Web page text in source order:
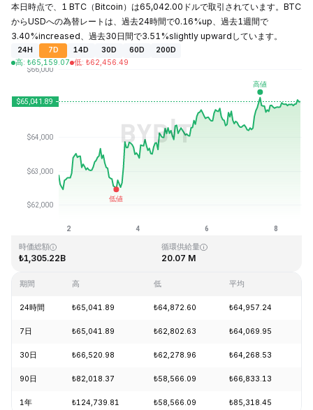
本日時点で、1 BTC（Bitcoin）は65,042.00ドルで取引されています。BTC
からUSDへの為替レートは、過去24時間で0.16%up、過去1週間で
3.40%increased、過去30日間で3.51%slightly upwardしています。
24H 7D 14D 30D 60D
200D
高: ₺65,159.07 低: ₺62,456.49
最終更新日時：2026-08-08、16:26 GMT+0
₺126,080.00
時価総額
₺1,305.22B
循環供給量
20.07 M
期間 高 低 平均
24時間 ₺65,041.89 ₺64,872.60 ₺64,957.24
7日 ₺65,041.89 ₺62,802.63 ₺64,069.95
30日 ₺66,520.98 ₺62,278.96 ₺64,268.53
90日 ₺82,018.37 ₺58,566.09 ₺66,833.13
1年 ₺124,739.81 ₺58,566.09 ₺85,318.45